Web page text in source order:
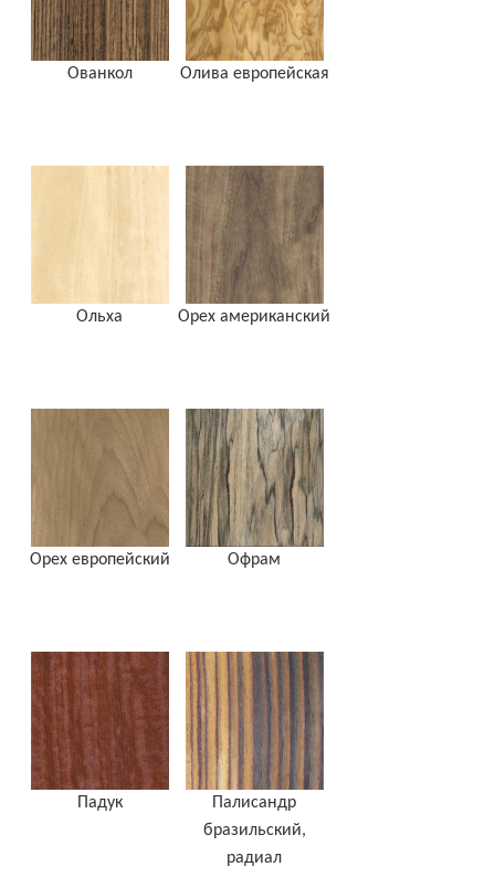
Ованкол Олива европейская
Ольха Орех американский
Орех европейский Офрам
Падук
Палисандр
бразильcкий,
радиал